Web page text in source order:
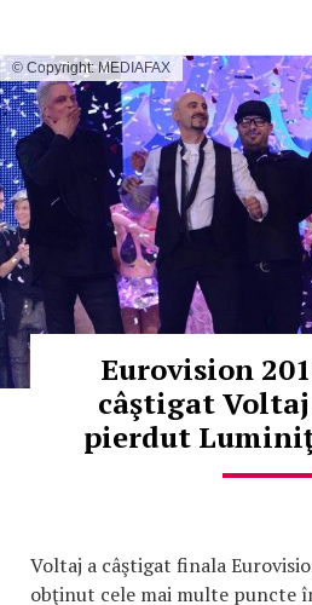
© Copyright: MEDIAFAX
Eurovision
câştigat Voltaj
pierdut
Voltaj a câştigat finala
obţinut cele mai multe puncte